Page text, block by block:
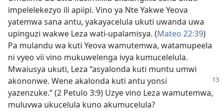
impelelekezyo ili apiipi. Vino ya Nte Yakwe Yeova
yatemwa sana antu, yakayacelula ukuti uwanda uwa
upinguzi wakwe Leza wati-upalamisya. (Mateo 22:39)
Pa mulandu wa kuti Yeova wamutemwa, watamupeela
ni vyeo vii vino mukuwelenga ivya kumucelelula.
Mwaiusya ukuti, Leza “asyalonda kuti muntu umwi
akononwe. Wene akalonda kuti antu yonsi
yazenzuke.” (2 Petulo 3:9) Uzye vino Leza wamutemwa,
muluvwa ukucelula kuno akumucelula?